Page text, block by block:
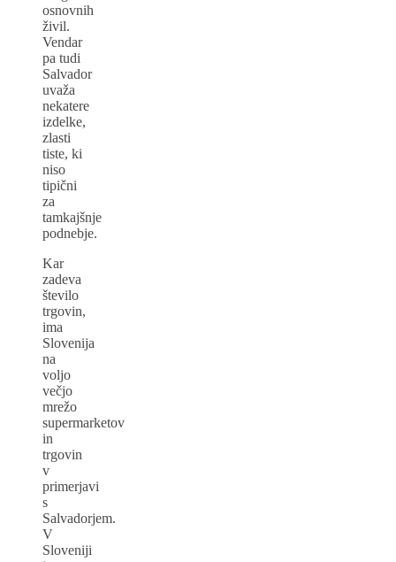
osnovnih
živil.
Vendar
pa tudi
Salvador
uvaža
nekatere
izdelke,
zlasti
tiste, ki
niso
tipični
za
tamkajšnje
podnebje.
Kar
zadeva
število
trgovin,
ima
Slovenija
na
voljo
večjo
mrežo
supermarketov
in
trgovin
v
primerjavi
s
Salvadorjem.
V
Sloveniji